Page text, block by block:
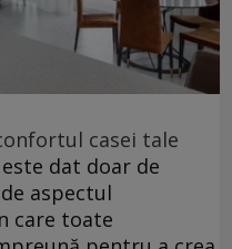
casei tale
dat doar de
aspectul
care toate